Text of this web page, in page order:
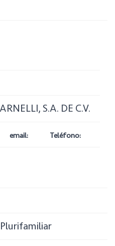
S.A. DE C.V.
email: Teléfono: